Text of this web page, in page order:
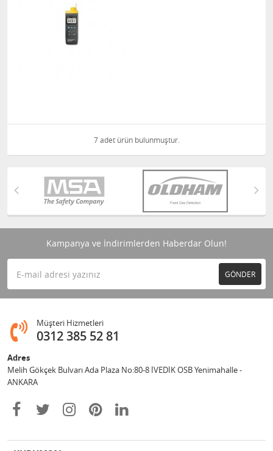
7 adet ürün bulunmuştur.
Kampanya ve İndirimlerden Haberdar Olun!
GÖNDER
Müşteri Hizmetleri
0312 385 52 81
Adres
Melih Gökçek Bulvarı Ada Plaza No:80-8 İVEDİK OSB Yenimahalle -
ANKARA